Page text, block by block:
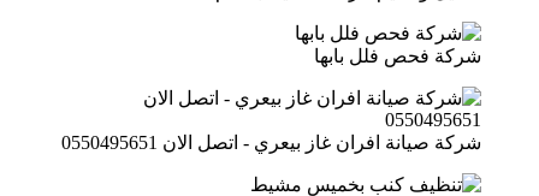
شركة فحص فلل بابها
شركة صيانة افران غاز بيعري - اتصل الان 0550495651